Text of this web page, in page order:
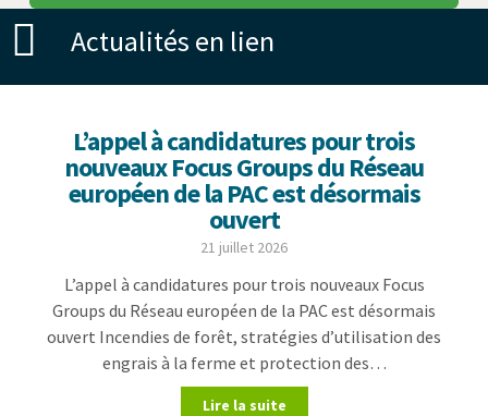
Actualités en lien
L’appel à candidatures pour trois
nouveaux Focus Groups du Réseau
européen de la PAC est désormais
ouvert
21 juillet 2026
L’appel à candidatures pour trois nouveaux Focus
Groups du Réseau européen de la PAC est désormais
ouvert Incendies de forêt, stratégies d’utilisation des
engrais à la ferme et protection des…
Lire la suite